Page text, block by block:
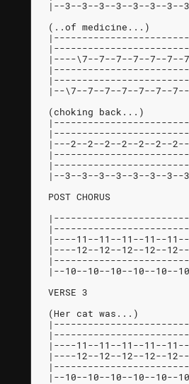
|--3--3--3--3--3--3--
(..of medicine...)
|----\7--7--7--7--7--7--
|--\7--7--7--7--7--7--
(choking back...)
|---2--2--2--2--2--2--
|--3--3--3--3--3--3--
POST CHORUS
|----11--11--11--11--
|----12--12--12--12--
|--10--10--10--10--10--
VERSE 3
(Her cat was...)
|----11--11--11--11--
|----12--12--12--12--
|--10--10--10--10--10--